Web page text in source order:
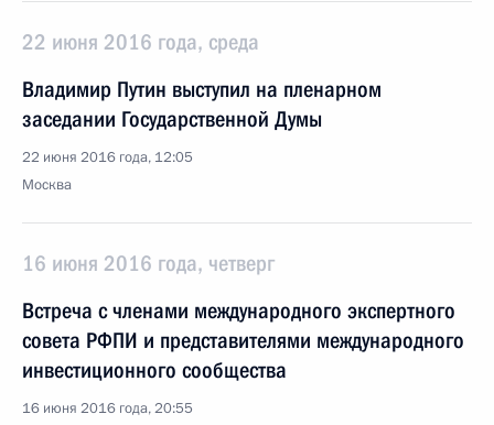
22 июня 2016 года, среда
Владимир Путин выступил на пленарном
заседании Государственной Думы
22 июня 2016 года, 12:05
Москва
16 июня 2016 года, четверг
Встреча с членами международного экспертного
совета РФПИ и представителями международного
инвестиционного сообщества
16 июня 2016 года, 20:55